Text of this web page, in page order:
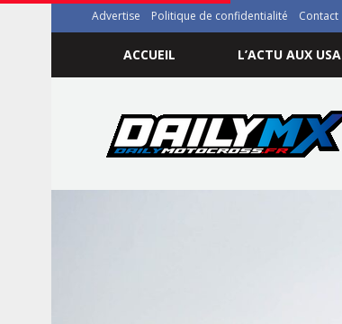
Advertise Politique de confidentialité Contact
ACCUEIL L’ACTU AUX USA